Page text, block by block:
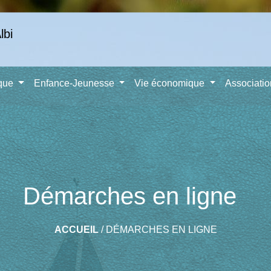
Enfance-Jeunesse Vie économique
Démarches en ligne
ACCUEIL/DÉMARCHES EN LIGNE